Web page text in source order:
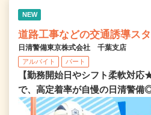
NEW
道路工事などの交通誘導ス
日清警備東京株式会社 千葉支店
アルバイト パート
【勤務開始日やシフト柔軟対
で、高定着率が自慢の日清警備